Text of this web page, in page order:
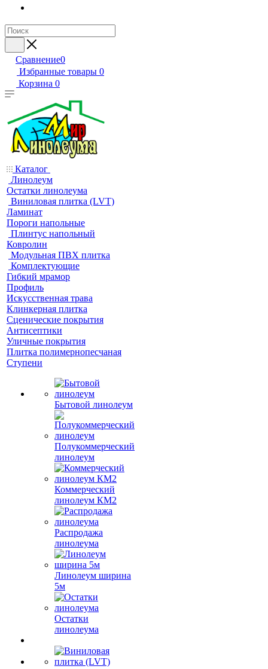
Сравнение0
Избранные товары 0
Корзина 0
Каталог
Линолеум
Остатки линолеума
Виниловая плитка (LVT)
Ламинат
Пороги напольные
Плинтус напольный
Ковролин
Модульная ПВХ плитка
Комплектующие
Гибкий мрамор
Профиль
Искусственная трава
Клинкерная плитка
Сценические покрытия
Антисептики
Уличные покрытия
Плитка полимернопесчаная
Ступени
Бытовой линолеум
Полукоммерческий
линолеум
Коммерческий
линолеум КМ2
Распродажа
линолеума
Линолеум ширина
5м
Остатки
линолеума